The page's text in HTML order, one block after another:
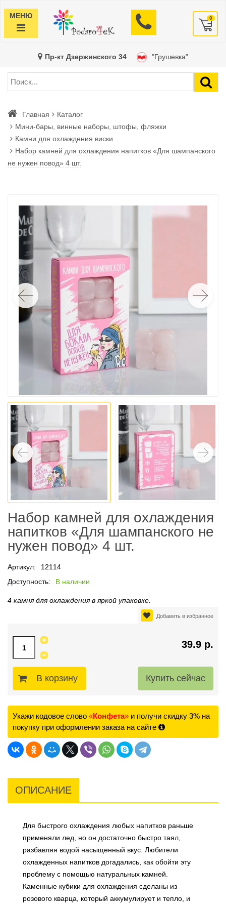
МЕНЮ 0
Пр-кт Дзержинского 34 "Грушевка"
Главная
Каталог
Мини-бары, винные наборы, штофы, фляжки
Камни для охлаждения виски
Набор камней для охлаждения напитков «Для шампанского
не нужен повод» 4 шт.
Набор камней для охлаждения
напитков «Для шампанского не
нужен повод» 4 шт.
Артикул:
12114
Доступность:
В наличии
4 камня для охлаждения в яркой упаковке.
Добавить в избранное
39.9 р.
В корзину
Укажи кодовое слово «Конфета» и получи скидку 3% на
покупку при оформлении заказа на сайте
ОПИСАНИЕ
Для быстрого охлаждения любых напитков раньше
применяли лед, но он достаточно быстро таял,
разбавляя водой насыщенный вкус. Любители
охлажденных напитков догадались, как обойти эту
проблему с помощью натуральных камней.
Каменные кубики для охлаждения сделаны из
розового кварца, который аккумулирует и тепло, и